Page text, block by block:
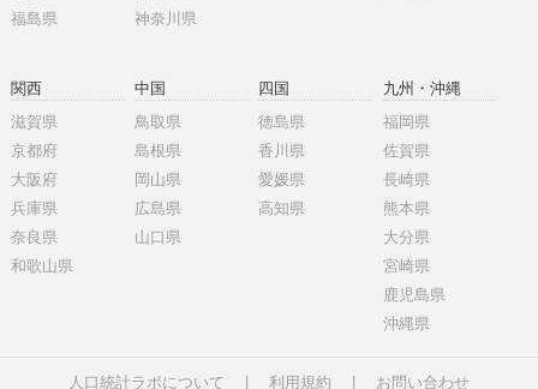
福島県
神奈川県
関西
滋賀県
京都府
大阪府
兵庫県
奈良県
和歌山県
中国
鳥取県
島根県
岡山県
広島県
山口県
四国
徳島県
香川県
愛媛県
高知県
九州・沖縄
福岡県
佐賀県
長崎県
熊本県
大分県
宮崎県
鹿児島県
沖縄県
人口統計ラボについて 利用規約 お問い合わせ